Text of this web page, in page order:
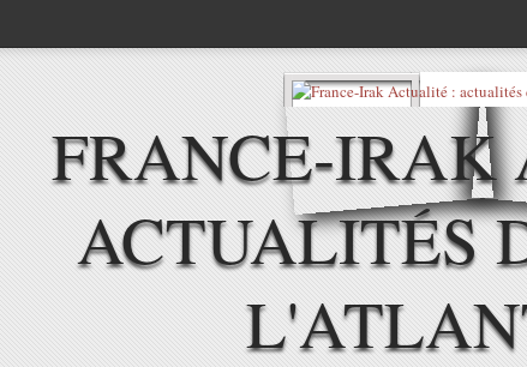
FRANCE-IRAK
ACTUALITÉS